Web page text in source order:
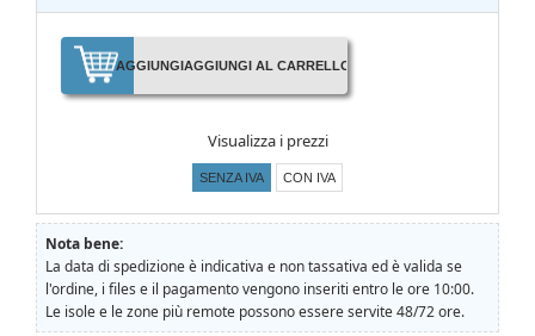
AGGIUNGIAGGIUNGI AL CARRELLO
Visualizza i prezzi
SENZA IVA CON IVA
Nota bene:
La data di spedizione è indicativa e non tassativa ed è valida se
l'ordine, i files e il pagamento vengono inseriti entro le ore 10:00.
Le isole e le zone più remote possono essere servite 48/72 ore.